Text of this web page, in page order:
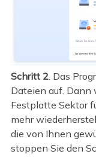
Schritt 2. Das
Dateien auf. Dann
Festplatte Sektor
mehr
die von Ihnen
stoppen Sie den